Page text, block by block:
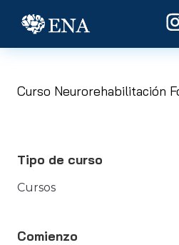
Curso Neurorehabilitación
Tipo de curso
Cursos
Comienzo